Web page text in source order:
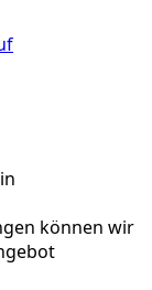
können wir